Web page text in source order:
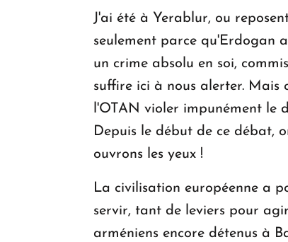
J'ai été à Yerablur, ou
seulement parce qu'Erdogan
un crime absolu en soi,
suffire ici à nous alerter. Mais
l'OTAN violer impunément le
Depuis le début de ce débat,
ouvrons les yeux !
La civilisation européenne a
servir, tant de leviers pour
arméniens encore détenus à